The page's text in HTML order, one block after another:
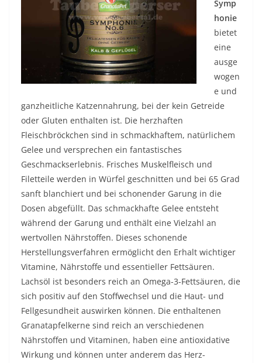
Symp
honie
bietet
eine
ausge
wogen
e und
ganzheitliche Katzennahrung, bei der kein Getreide
oder Gluten enthalten ist. Die herzhaften
Fleischbröckchen sind in schmackhaftem, natürlichem
Gelee und versprechen ein fantastisches
Geschmackserlebnis. Frisches Muskelfleisch und
Filetteile werden in Würfel geschnitten und bei 65 Grad
sanft blanchiert und bei schonender Garung in die
Dosen abgefüllt. Das schmackhafte Gelee entsteht
während der Garung und enthält eine Vielzahl an
wertvollen Nährstoffen. Dieses schonende
Herstellungsverfahren ermöglicht den Erhalt wichtiger
Vitamine, Nährstoffe und essentieller Fettsäuren.
Lachsöl ist besonders reich an Omega-3-Fettsäuren, die
sich positiv auf den Stoffwechsel und die Haut- und
Fellgesundheit auswirken können. Die enthaltenen
Granatapfelkerne sind reich an verschiedenen
Nährstoffen und Vitaminen, haben eine antioxidative
Wirkung und können unter anderem das Herz-